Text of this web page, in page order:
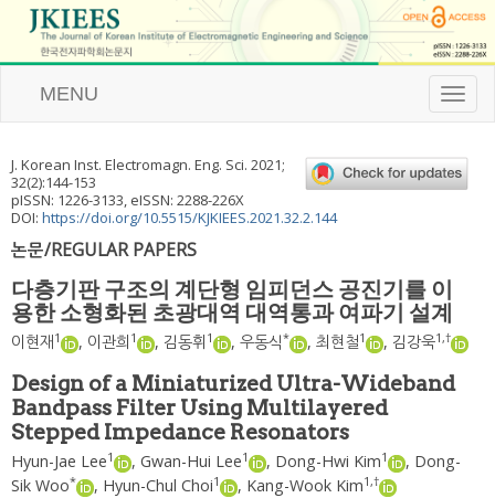
T
o
l
e
t
i
o
n
MENU
J. Korean Inst. Electromagn. Eng. Sci. 2021;
32(2):144-153
pISSN: 1226-3133, eISSN: 2288-226X
DOI: https://doi.org/10.5515/KJKIEES.2021.32.2.144
논문/REGULAR PAPERS
다층기판 구조의 계단형 임피던스 공진기를 이
용한 소형화된 초광대역 대역통과 여파기 설계
이현재 1 , 이관희 1 , 김동휘 1 , 우동식* , 최현철1 , 김강욱1,†
Design of a Miniaturized Ultra-Wideband
Bandpass Filter Using Multilayered
Stepped Impedance Resonators
Hyun-Jae Lee1 , Gwan-Hui Lee1 , Dong-Hwi Kim1 , Dong-
Sik Woo* , Hyun-Chul Choi1 , Kang-Wook Kim1,†